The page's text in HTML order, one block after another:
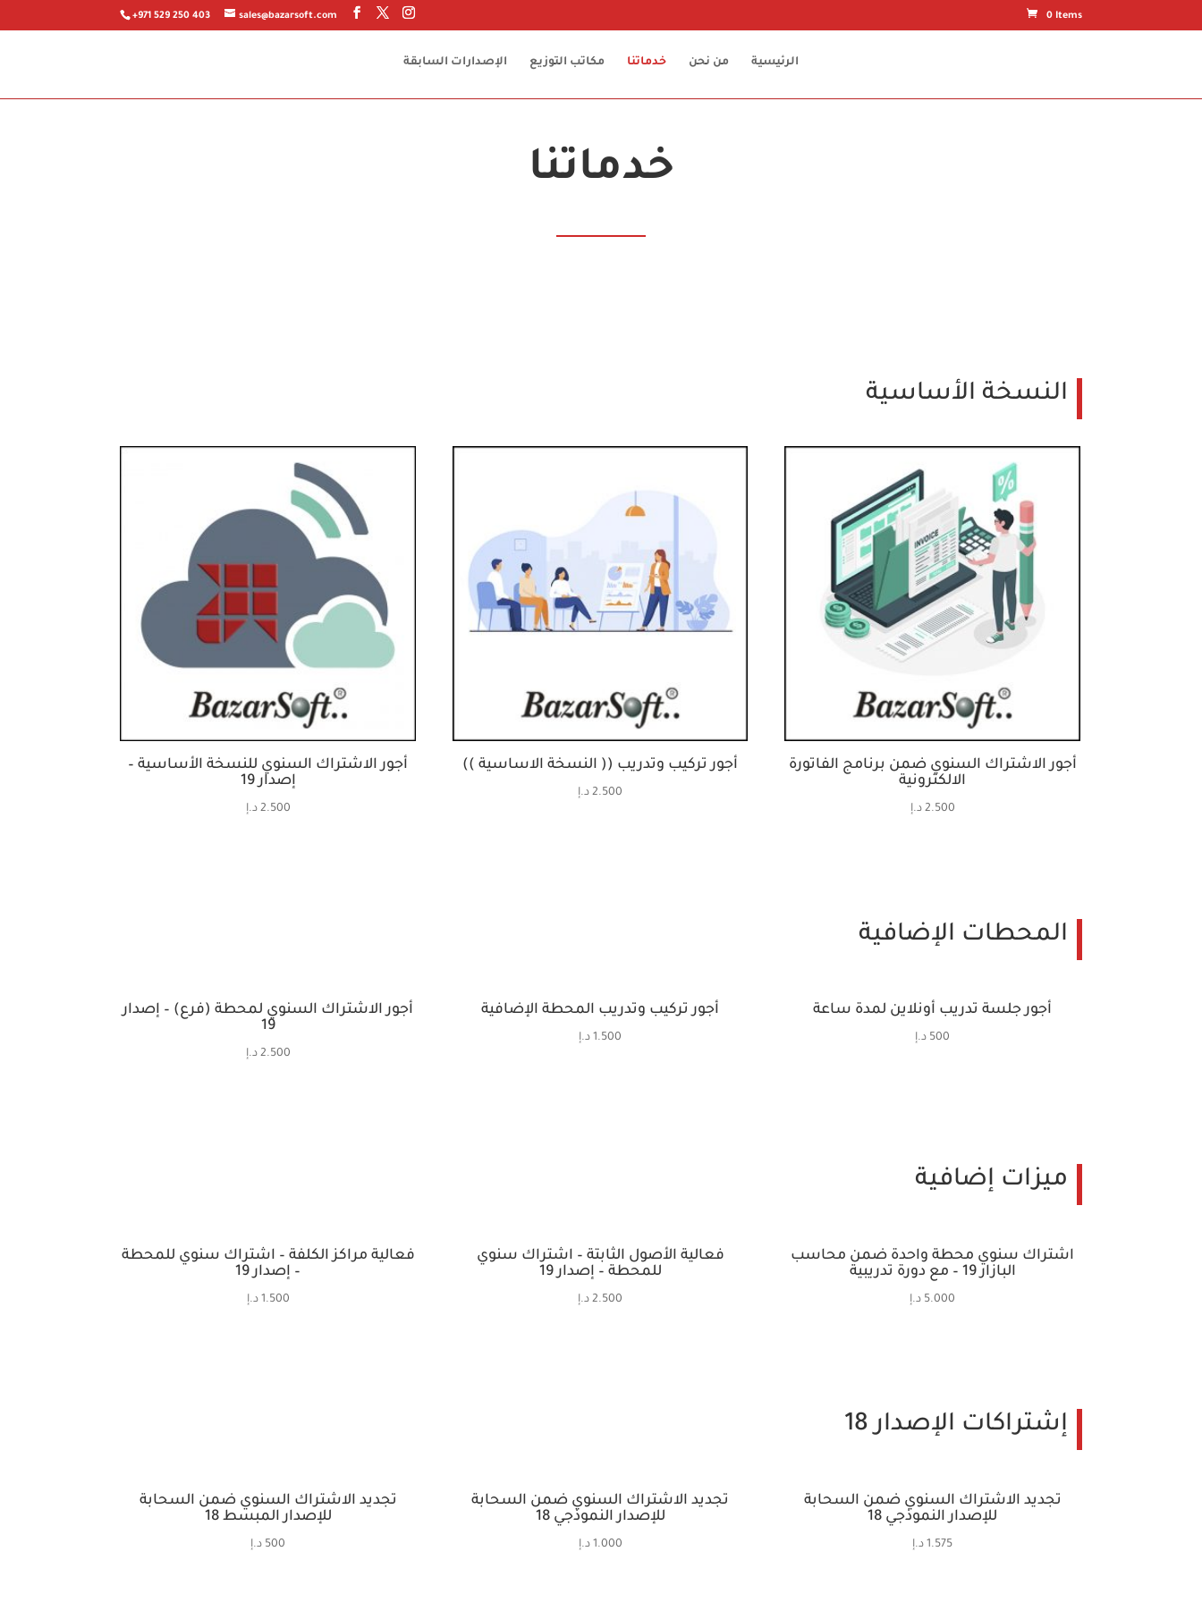
+971 529 250 403 sales@bazarsoft.com 0 Items
الإصدارات السابقة مكاتب التوزيع خدماتنا من نحن الرئيسية
خدماتنا
النسخة الأساسية
أجور الاشتراك السنوي للنسخة الأساسية –
إصدار 19
2.500 د.إ
أجور تركيب وتدريب (( النسخة الاساسية ))
2.500 د.إ
أجور الاشتراك السنوي ضمن برنامج الفاتورة
الالكترونية
2.500 د.إ
المحطات الإضافية
أجور الاشتراك السنوي لمحطة (فرع) – إصدار
19
2.500 د.إ
أجور تركيب وتدريب المحطة الإضافية
1.500 د.إ
أجور جلسة تدريب أونلاين لمدة ساعة
500 د.إ
ميزات إضافية
فعالية مراكز الكلفة – اشتراك سنوي للمحطة
– إصدار 19
1.500 د.إ
فعالية الأصول الثابتة – اشتراك سنوي
للمحطة – إصدار 19
2.500 د.إ
اشتراك سنوي محطة واحدة ضمن محاسب
البازار 19 – مع دورة تدريبية
5.000 د.إ
إشتراكات الإصدار 18
تجديد الاشتراك السنوي ضمن السحابة
للإصدار المبسط 18
500 د.إ
تجديد الاشتراك السنوي ضمن السحابة
للإصدار النموذجي 18
1.000 د.إ
تجديد الاشتراك السنوي ضمن السحابة
للإصدار النموذجي 18
1.575 د.إ